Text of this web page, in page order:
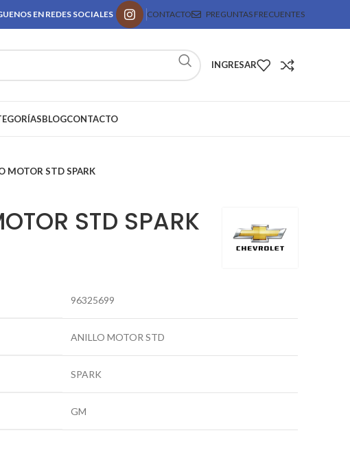
EN REDES SOCIALES CONTACTO PREGUNTAS FRECUENTES
INGRESAR
BLOGCONTACTO
MOTOR STD SPARK
STD SPARK
96325699
ANILLO MOTOR STD
SPARK
GM